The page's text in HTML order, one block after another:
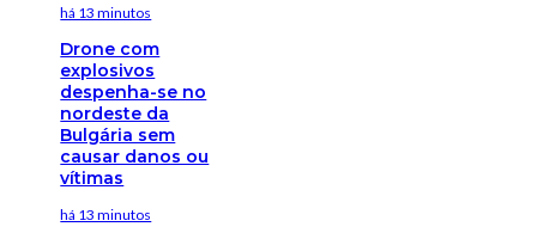
há 13 minutos
Drone com
explosivos
despenha-se no
nordeste da
Bulgária sem
causar danos ou
vítimas
há 13 minutos